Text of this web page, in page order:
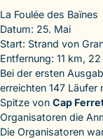
La Foulée des Baïnes
Datum: 25. Mai
Start: Strand von
Entfernung: 11 km,
Bei der ersten
erreichten 147 Läufer
Spitze von Cap
Organisatoren die
Die Organisatoren